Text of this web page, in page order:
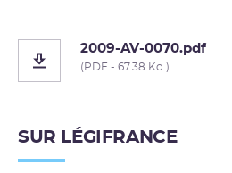
2009-AV-0070.pdf
(PDF - 67.38 Ko )
SUR LÉGIFRANCE